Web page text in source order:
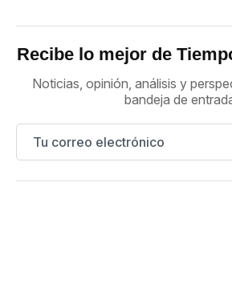
Recibe lo mejor de
Noticias, opinión, análisis y
bandeja de